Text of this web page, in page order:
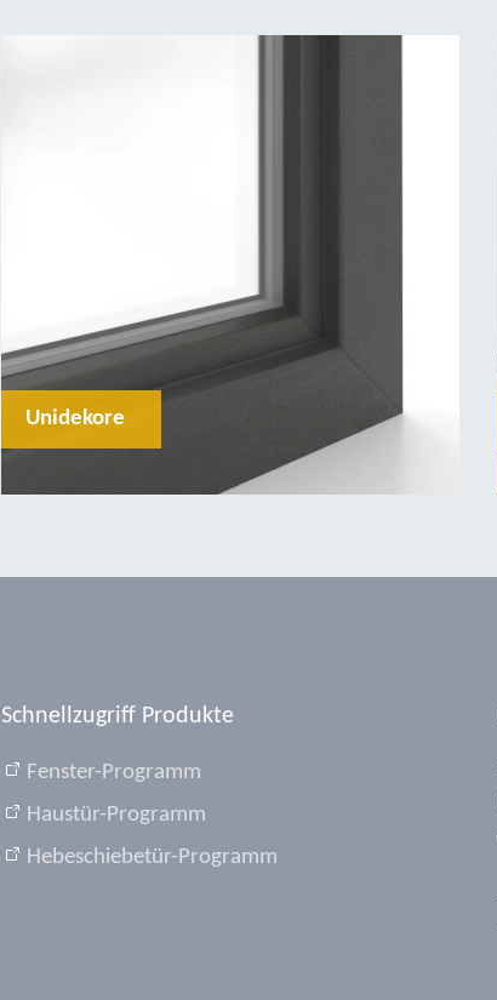
Unidekore
Schnellzugriff Produkte
Fenster-Programm
Haustür-Programm
Hebeschiebetür-Programm